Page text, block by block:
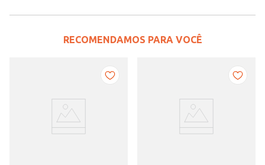
RECOMENDAMOS PARA VOCÊ